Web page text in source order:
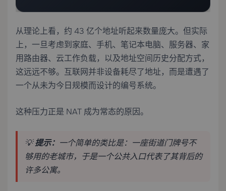
从理论上看，约 43 亿个地址听起来数量庞大。但实际
上，一旦考虑到家庭、手机、笔记本电脑、服务器、家
用路由器、云工作负载，以及地址空间历史分配方式，
这远远不够。互联网并非设备耗尽了地址，而是遭遇了
一个从未为今日规模而设计的编号系统。
这种压力正是 NAT 成为常态的原因。
💡提示： 一个简单的类比是：一座街道门牌号不
够用的老城市，于是一个公共入口代表了其背后的
许多公寓。